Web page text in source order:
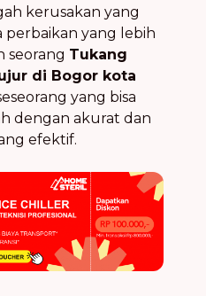
kerusakan yang
perbaikan yang lebih
seorang Tukang
di Bogor kota
yang bisa
dengan akurat dan
efektif.